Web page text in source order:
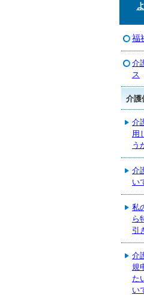
福
介
ス
介護
介
用
う
介
い
私
ら
引
介
規
た
い